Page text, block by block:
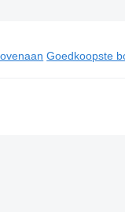
Goedkoopste